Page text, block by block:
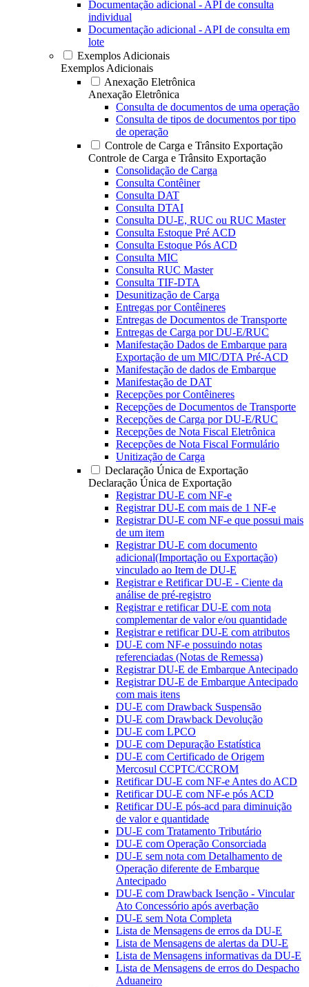
Documentação adicional - API de consulta
individual
Documentação adicional - API de consulta em
lote
Exemplos Adicionais
Exemplos Adicionais
Anexação Eletrônica
Anexação Eletrônica
Consulta de documentos de uma operação
Consulta de tipos de documentos por tipo
de operação
Controle de Carga e Trânsito Exportação
Controle de Carga e Trânsito Exportação
Consolidação de Carga
Consulta Contêiner
Consulta DAT
Consulta DTAI
Consulta DU-E, RUC ou RUC Master
Consulta Estoque Pré ACD
Consulta Estoque Pós ACD
Consulta MIC
Consulta RUC Master
Consulta TIF-DTA
Desunitização de Carga
Entregas por Contêineres
Entregas de Documentos de Transporte
Entregas de Carga por DU-E/RUC
Manifestação Dados de Embarque para
Exportação de um MIC/DTA Pré-ACD
Manifestação de dados de Embarque
Manifestação de DAT
Recepções por Contêineres
Recepções de Documentos de Transporte
Recepções de Carga por DU-E/RUC
Recepções de Nota Fiscal Eletrônica
Recepções de Nota Fiscal Formulário
Unitização de Carga
Declaração Única de Exportação
Declaração Única de Exportação
Registrar DU-E com NF-e
Registrar DU-E com mais de 1 NF-e
Registrar DU-E com NF-e que possui mais
de um item
Registrar DU-E com documento
adicional(Importação ou Exportação)
vinculado ao Item de DU-E
Registrar e Retificar DU-E - Ciente da
análise de pré-registro
Registrar e retificar DU-E com nota
complementar de valor e/ou quantidade
Registrar e retificar DU-E com atributos
DU-E com NF-e possuindo notas
referenciadas (Notas de Remessa)
Registrar DU-E de Embarque Antecipado
Registrar DU-E de Embarque Antecipado
com mais itens
DU-E com Drawback Suspensão
DU-E com Drawback Devolução
DU-E com LPCO
DU-E com Depuração Estatística
DU-E com Certificado de Origem
Mercosul CCPTC/CCROM
Retificar DU-E com NF-e Antes do ACD
Retificar DU-E com NF-e pós ACD
Retificar DU-E pós-acd para diminuição
de valor e quantidade
DU-E com Tratamento Tributário
DU-E com Operação Consorciada
DU-E sem nota com Detalhamento de
Operação diferente de Embarque
Antecipado
DU-E com Drawback Isenção - Vincular
Ato Concessório após averbação
DU-E sem Nota Completa
Lista de Mensagens de erros da DU-E
Lista de Mensagens de alertas da DU-E
Lista de Mensagens informativas da DU-E
Lista de Mensagens de erros do Despacho
Aduaneiro